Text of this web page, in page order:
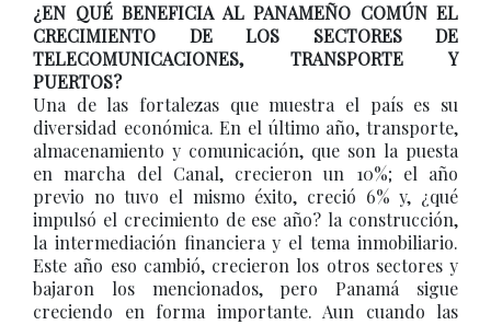
¿EN QUÉ BENEFICIA AL PANAMEÑO COMÚN EL
CRECIMIENTO DE LOS SECTORES DE
TELECOMUNICACIONES, TRANSPORTE Y
PUERTOS?
Una de las fortalezas que muestra el país es su
diversidad económica. En el último año, transporte,
almacenamiento y comunicación, que son la puesta
en marcha del Canal, crecieron un 10%; el año
previo no tuvo el mismo éxito, creció 6% y, ¿qué
impulsó el crecimiento de ese año? la construcción,
la intermediación financiera y el tema inmobiliario.
Este año eso cambió, crecieron los otros sectores y
bajaron los mencionados, pero Panamá sigue
creciendo en forma importante. Aun cuando las